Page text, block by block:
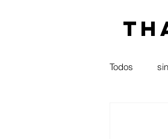
Todos